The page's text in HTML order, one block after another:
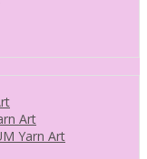
Art
Yarn Art